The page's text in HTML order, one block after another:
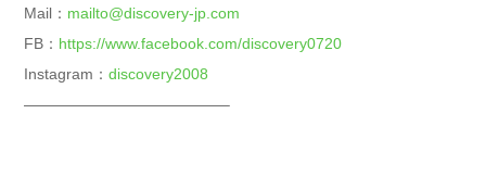
Mail： mailto@discovery-jp.com
FB： https://www.facebook.com/discovery0720
Instagram： discovery2008
—————————————–